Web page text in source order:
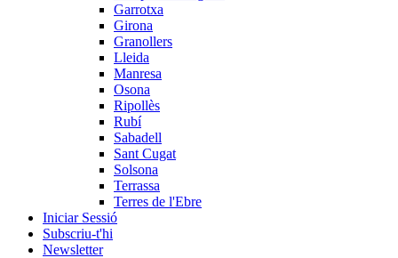
Garrotxa
Girona
Granollers
Lleida
Manresa
Osona
Ripollès
Rubí
Sabadell
Sant Cugat
Solsona
Terrassa
Terres de l'Ebre
Iniciar Sessió
Subscriu-t'hi
Newsletter